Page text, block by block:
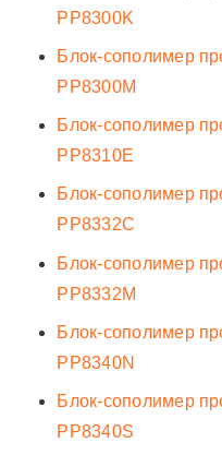
PP8300K
Блок-сополимер
PP8300M
Блок-сополимер
PP8310E
Блок-сополимер
PP8332C
Блок-сополимер
PP8332M
Блок-сополимер
PP8340N
Блок-сополимер
PP8340S